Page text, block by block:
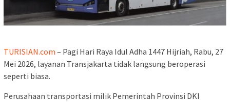
TURISIAN.com – Pagi Hari Raya Idul Adha 1447 Hijriah, Rabu, 27
Mei 2026, layanan Transjakarta tidak langsung beroperasi
seperti biasa.
Perusahaan transportasi milik Pemerintah Provinsi DKI